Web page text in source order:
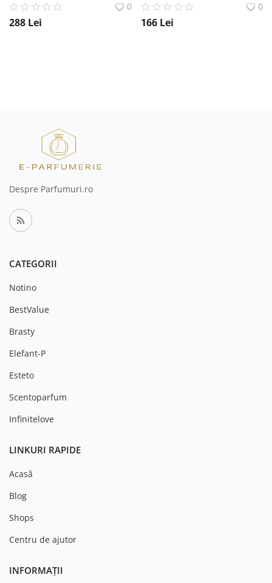
0
288 Lei
0
166 Lei
Despre Parfumuri.ro
CATEGORII
Notino
BestValue
Brasty
Elefant-P
Esteto
Scentoparfum
Infinitelove
LINKURI RAPIDE
Acasă
Blog
Shops
Centru de ajutor
INFORMAȚII